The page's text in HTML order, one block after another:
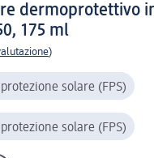
dermoprotettivo
175 ml
)
solare (FPS)
solare (FPS)